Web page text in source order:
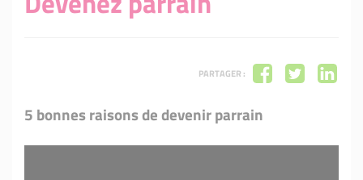
PARTAGER :
5 bonnes raisons de devenir parrain